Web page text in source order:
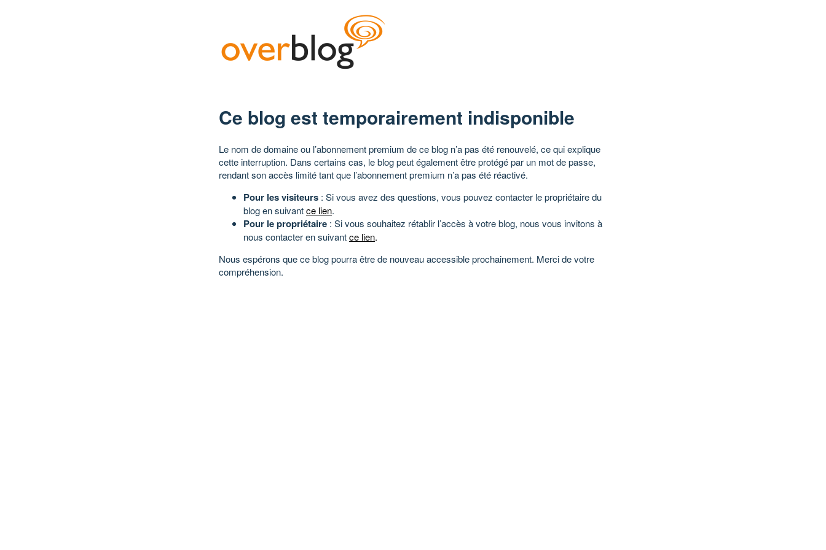
Ce blog est temporairement indisponible
Le nom de domaine ou l’abonnement premium de ce blog n’a pas été renouvelé, ce qui explique
cette interruption. Dans certains cas, le blog peut également être protégé par un mot de passe,
rendant son accès limité tant que l’abonnement premium n’a pas été réactivé.
Pour les visiteurs : Si vous avez des questions, vous pouvez contacter le propriétaire du
blog en suivantce lien.
Pour le propriétaire : Si vous souhaitez rétablir l’accès à votre blog, nous vous invitons à
nous contacter en suivantce lien.
Nous espérons que ce blog pourra être de nouveau accessible prochainement. Merci de votre
compréhension.